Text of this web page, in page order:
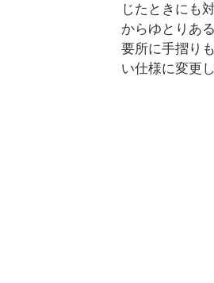
じたときにも
からゆとりあ
要所に手摺り
い仕様に変更